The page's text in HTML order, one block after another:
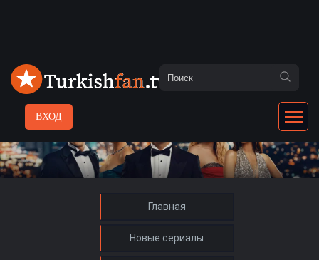
ВХОД
Главная
Новые сериалы